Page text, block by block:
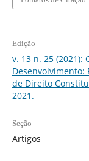
Edição
v. 13 n. 25 (2021):
Desenvolvimento:
de Direito
2021.
Seção
Artigos